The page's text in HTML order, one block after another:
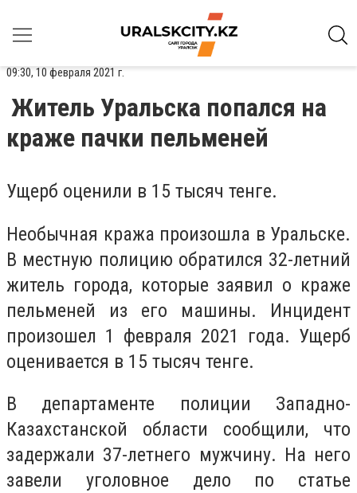
09:30, 10 февраля 2021 г.
Житель Уральска попался на
краже пачки пельменей
Ущерб оценили в 15 тысяч тенге.
Необычная кража произошла в Уральске.
В местную полицию обратился 32-летний
житель города, которые заявил о краже
пельменей из его машины. Инцидент
произошел 1 февраля 2021 года. Ущерб
оценивается в 15 тысяч тенге.
В департаменте полиции Западно-
Казахстанской области сообщили, что
задержали 37-летнего мужчину. На него
завели уголовное дело по статье